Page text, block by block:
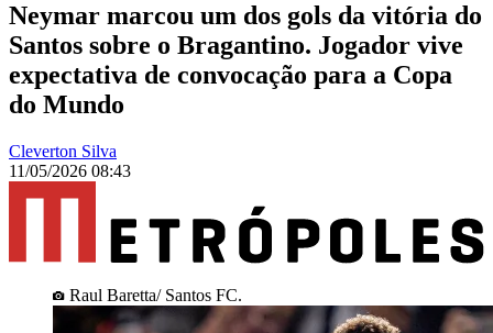
Neymar marcou um dos gols da vitória do
Santos sobre o Bragantino. Jogador vive
expectativa de convocação para a Copa
do Mundo
Cleverton Silva
11/05/2026 08:43
Raul Baretta/ Santos FC.